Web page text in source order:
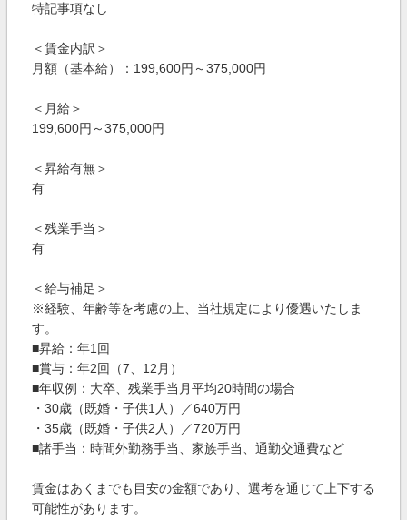
特記事項なし
＜賃金内訳＞
月額（基本給）：199,600円～375,000円
＜月給＞
199,600円～375,000円
＜昇給有無＞
有
＜残業手当＞
有
＜給与補足＞
※経験、年齢等を考慮の上、当社規定により優遇いたしま
す。
■昇給：年1回
■賞与：年2回（7、12月）
■年収例：大卒、残業手当月平均20時間の場合
・30歳（既婚・子供1人）／640万円
・35歳（既婚・子供2人）／720万円
■諸手当：時間外勤務手当、家族手当、通勤交通費など
賃金はあくまでも目安の金額であり、選考を通じて上下する
可能性があります。